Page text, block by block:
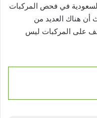
السعودية في فحص المركبات
هناك العديد من
على المركبات ليس